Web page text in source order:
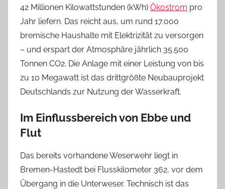
42 Millionen Kilowattstunden (kWh) Ökostrom pro
Jahr liefern. Das reicht aus, um rund 17.000
bremische Haushalte mit Elektrizität zu versorgen
– und erspart der Atmosphäre jährlich 35.500
Tonnen CO2. Die Anlage mit einer Leistung von bis
zu 10 Megawatt ist das drittgrößte Neubauprojekt
Deutschlands zur Nutzung der Wasserkraft.
Im Einflussbereich von Ebbe und
Flut
Das bereits vorhandene Weserwehr liegt in
Bremen-Hastedt bei Flusskilometer 362, vor dem
Übergang in die Unterweser. Technisch ist das